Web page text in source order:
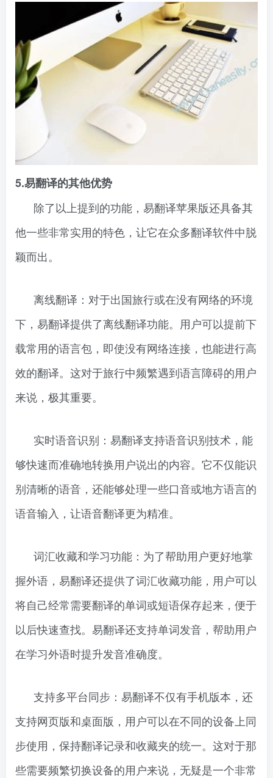
5.易翻译的其他优势
除了以上提到的功能，易翻译苹果版还具备其
他一些非常实用的特色，让它在众多翻译软件中脱
颖而出。
离线翻译：对于出国旅行或在没有网络的环境
下，易翻译提供了离线翻译功能。用户可以提前下
载常用的语言包，即使没有网络连接，也能进行高
效的翻译。这对于旅行中频繁遇到语言障碍的用户
来说，极其重要。
实时语音识别：易翻译支持语音识别技术，能
够快速而准确地转换用户说出的内容。它不仅能识
别清晰的语音，还能够处理一些口音或地方语言的
语音输入，让语音翻译更为精准。
词汇收藏和学习功能：为了帮助用户更好地掌
握外语，易翻译还提供了词汇收藏功能，用户可以
将自己经常需要翻译的单词或短语保存起来，便于
以后快速查找。易翻译还支持单词发音，帮助用户
在学习外语时提升发音准确度。
支持多平台同步：易翻译不仅有手机版本，还
支持网页版和桌面版，用户可以在不同的设备上同
步使用，保持翻译记录和收藏夹的统一。这对于那
些需要频繁切换设备的用户来说，无疑是一个非常